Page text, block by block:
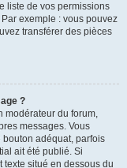
liste de vos permissions
exemple : vous pouvez
transférer des pièces
?
modérateur du forum,
messages. Vous
adéquat, parfois
ait été publié. Si
texte situé en dessous du